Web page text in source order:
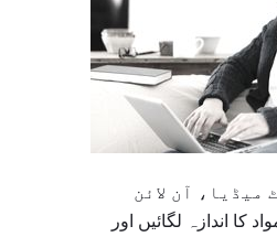
میڈیا، آن لائن
کا اندازہ لگائیں اور